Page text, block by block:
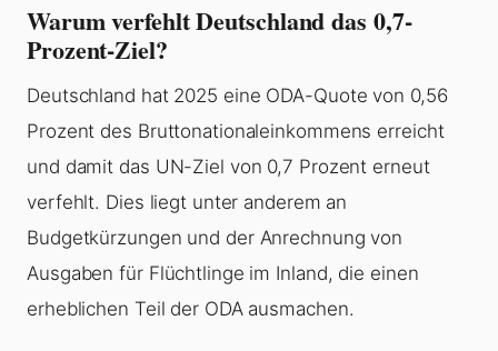
Warum verfehlt Deutschland das 0,7-
Prozent-Ziel?
Deutschland hat 2025 eine ODA-Quote von 0,56
Prozent des Bruttonationaleinkommens erreicht
und damit das UN-Ziel von 0,7 Prozent erneut
verfehlt. Dies liegt unter anderem an
Budgetkürzungen und der Anrechnung von
Ausgaben für Flüchtlinge im Inland, die einen
erheblichen Teil der ODA ausmachen.